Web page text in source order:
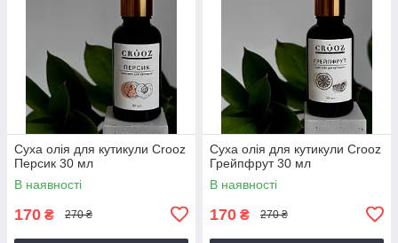
Суха олія для кутикули Crooz
Персик 30 мл
В наявності
170 ₴ 270 ₴
Суха олія для кутикули Crooz
Грейпфрут 30 мл
В наявності
170 ₴ 270 ₴